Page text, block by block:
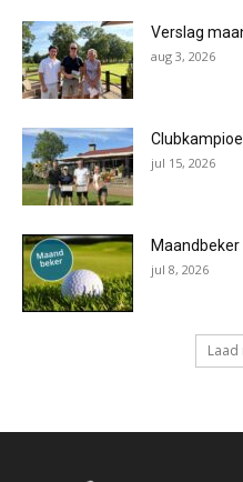
Verslag
aug 3, 2026
jul 15, 2026
jul 8, 2026
Laad